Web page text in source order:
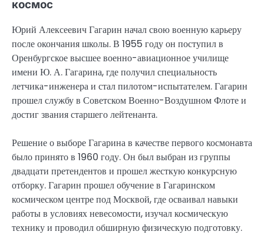
космос
Юрий Алексеевич Гагарин начал свою военную карьеру
после окончания школы. В 1955 году он поступил в
Оренбургское высшее военно-авиационное училище
имени Ю. А. Гагарина, где получил специальность
летчика-инженера и стал пилотом-испытателем. Гагарин
прошел службу в Советском Военно-Воздушном Флоте и
достиг звания старшего лейтенанта.
Решение о выборе Гагарина в качестве первого космонавта
было принято в 1960 году. Он был выбран из группы
двадцати претендентов и прошел жесткую конкурсную
отборку. Гагарин прошел обучение в Гагаринском
космическом центре под Москвой, где осваивал навыки
работы в условиях невесомости, изучал космическую
технику и проводил обширную физическую подготовку.